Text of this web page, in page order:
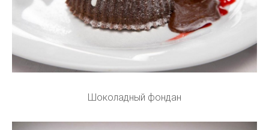
Шоколадный фондан